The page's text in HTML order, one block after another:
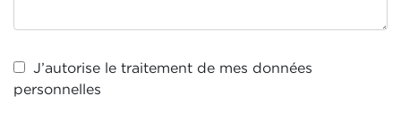
J’autorise le traitement de mes données
personnelles